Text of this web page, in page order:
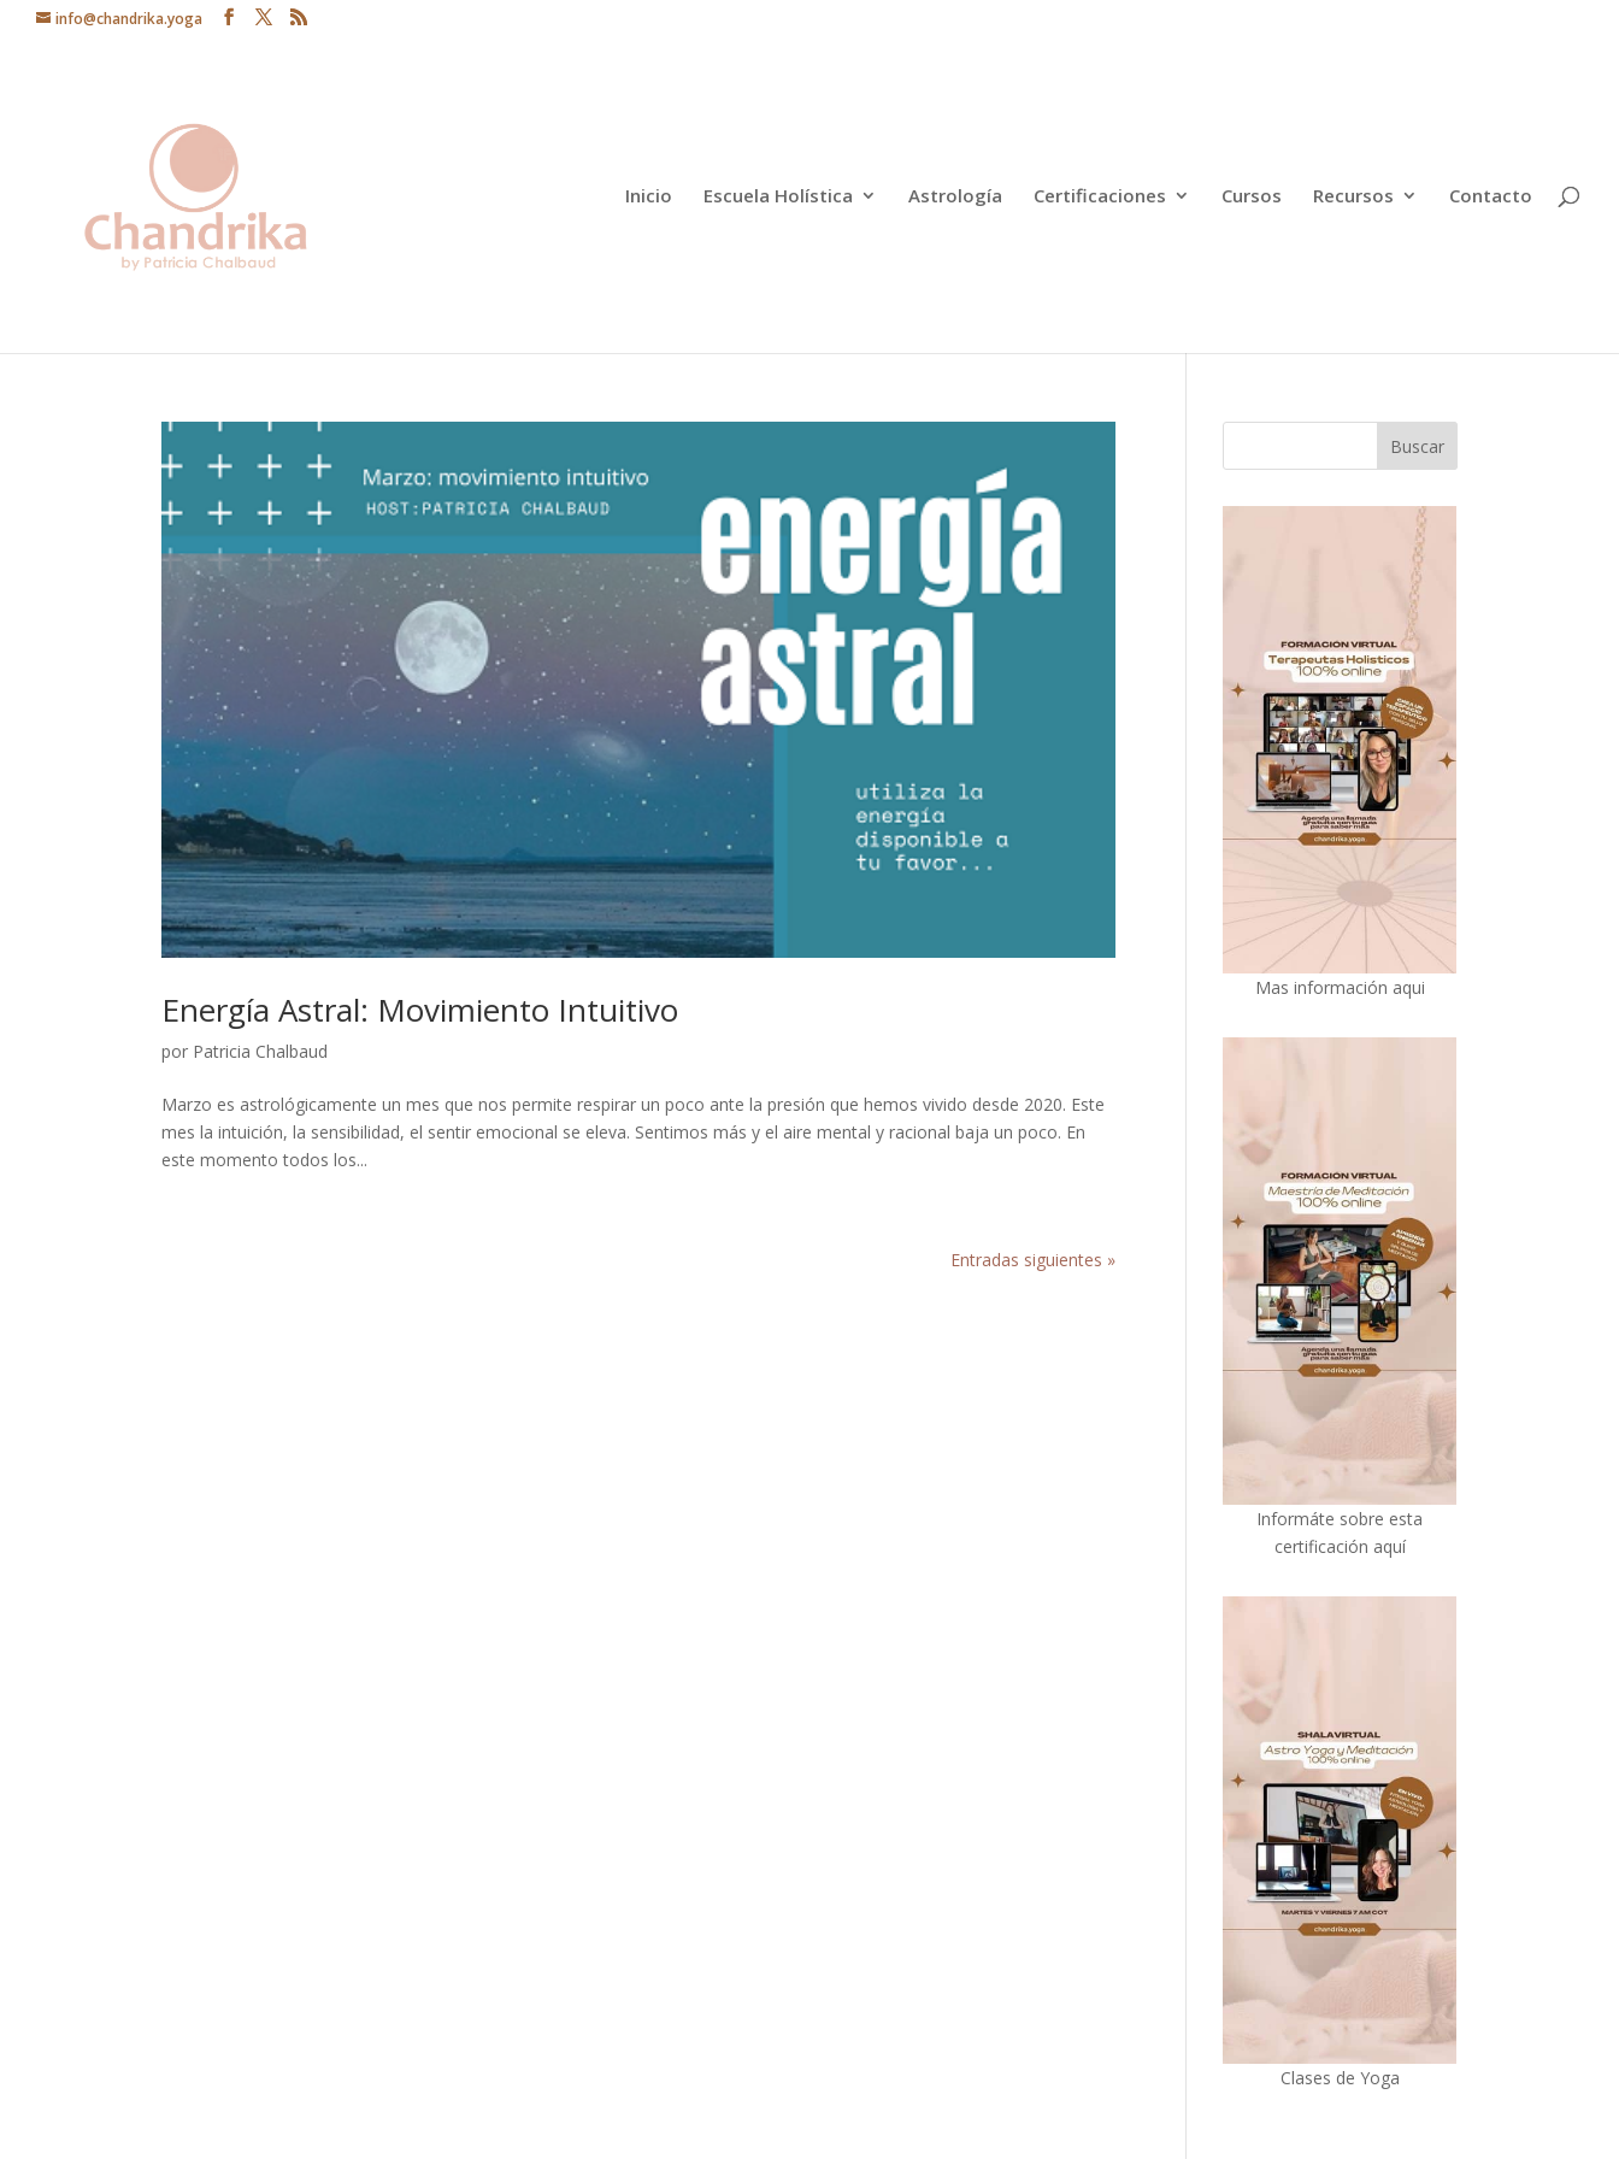
info@chandrika.yoga
Inicio Escuela Holística Astrología Certificaciones Cursos Recursos Contacto
Energía Astral: Movimiento Intuitivo
por Patricia Chalbaud
Marzo es astrológicamente un mes que nos permite respirar un poco ante la presión que hemos vivido desde 2020. Este
mes la intuición, la sensibilidad, el sentir emocional se eleva. Sentimos más y el aire mental y racional baja un poco. En
este momento todos los...
Entradas siguientes »
Mas información aqui
Informáte sobre esta
certificación aquí
Clases de Yoga